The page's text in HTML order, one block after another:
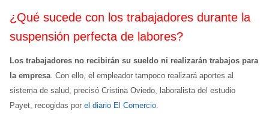
¿Qué sucede con los trabajadores durante la
suspensión perfecta de labores?
Los trabajadores no recibirán su sueldo ni realizarán trabajos para
la empresa. Con ello, el empleador tampoco realizará aportes al
sistema de salud, precisó Cristina Oviedo, laboralista del estudio
Payet, recogidas por el diario El Comercio.